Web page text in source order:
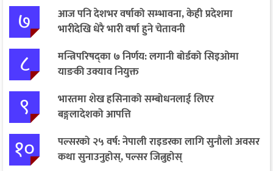
७
आज पनि देशभर वर्षाको सम्भावना, केही प्रदेशमा
भारीदेखि धेरै भारी वर्षा हुने चेतावनी
८
मन्त्रिपरिषद्का ७ निर्णय: लगानी बोर्डको सिइओमा
याङकी उक्याव नियुक्त
९
भारतमा शेख हसिनाको सम्बोधनलाई लिएर
बङ्गलादेशको आपत्ति
१०
पल्सरको २५ वर्ष: नेपाली राइडरका लागि सुनौलो अवसर
कथा सुनाउनुहोस्, पल्सर जित्नुहोस्